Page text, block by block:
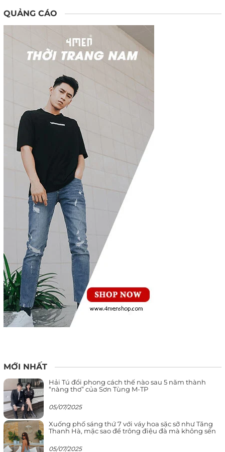
QUẢNG CÁO
MỚI NHẤT
Hải Tú đổi phong cách thế nào sau 5 năm thành
“nàng thơ” của Sơn Tùng M-TP
05/07/2025
Xuống phố sáng thứ 7 với váy hoa sặc sỡ như Tăng
Thanh Hà, mặc sao để trông điệu đà mà không sến
05/07/2025